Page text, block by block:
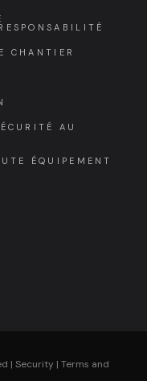
CHANTIER
AU
ÉQUIPEMENT
|Security |Terms and